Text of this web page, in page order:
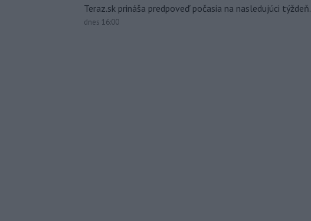
Teraz.sk prináša predpoveď počasia na nasledujúci týždeň.
dnes 16:00